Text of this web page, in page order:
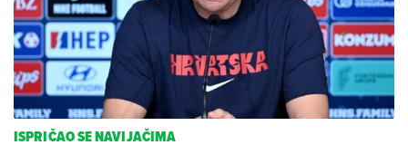
ISPRIČAO SE NAVIJAČIMA